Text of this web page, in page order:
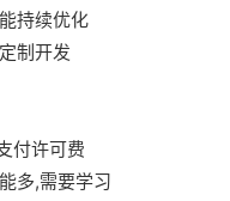
持续优化
制开发
付许可费
多,需要学习